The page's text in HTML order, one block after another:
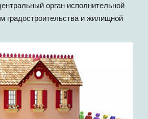
орган исполнительной
градостроительства и жилищной